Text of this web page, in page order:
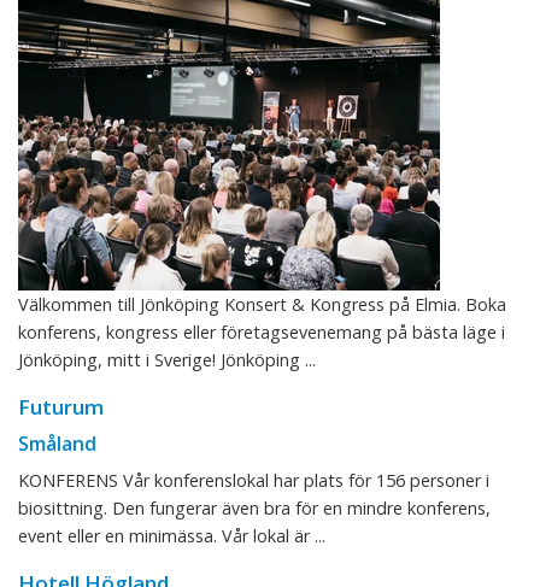
Välkommen till Jönköping Konsert & Kongress på Elmia. Boka
konferens, kongress eller företagsevenemang på bästa läge i
Jönköping, mitt i Sverige! Jönköping ...
Futurum
Småland
KONFERENS Vår konferenslokal har plats för 156 personer i
biosittning. Den fungerar även bra för en mindre konferens,
event eller en minimässa. Vår lokal är ...